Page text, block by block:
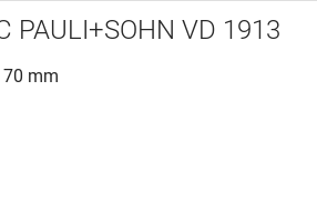
PAULI+SOHN VD 1913
mm